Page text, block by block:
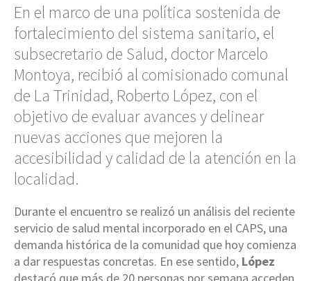
En el marco de una política sostenida de
fortalecimiento del sistema sanitario, el
subsecretario de Salud, doctor Marcelo
Montoya, recibió al comisionado comunal
de La Trinidad, Roberto López, con el
objetivo de evaluar avances y delinear
nuevas acciones que mejoren la
accesibilidad y calidad de la atención en la
localidad.
Durante el encuentro se realizó un análisis del reciente
servicio de salud mental incorporado en el CAPS, una
demanda histórica de la comunidad que hoy comienza
a dar respuestas concretas. En ese sentido, López
destacó que más de 20 personas por semana acceden